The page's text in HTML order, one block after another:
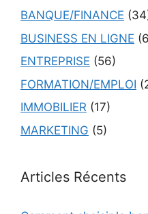
BANQUE/FINANCE
BUSINESS EN LIGNE
ENTREPRISE (56)
FORMATION/EMPLOI
IMMOBILIER (17)
MARKETING (5)
Articles Récents